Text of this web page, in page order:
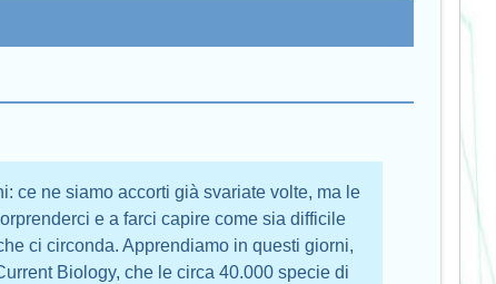
ce ne siamo accorti già svariate volte, ma le
e a farci capire come sia difficile
ci circonda. Apprendiamo in questi giorni,
Biology, che le circa 40.000 specie di